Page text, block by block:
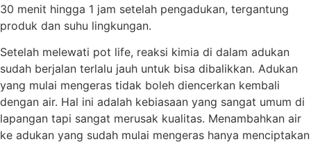
30 menit hingga 1 jam setelah pengadukan, tergantung
produk dan suhu lingkungan.
Setelah melewati pot life, reaksi kimia di dalam adukan
sudah berjalan terlalu jauh untuk bisa dibalikkan. Adukan
yang mulai mengeras tidak boleh diencerkan kembali
dengan air. Hal ini adalah kebiasaan yang sangat umum di
lapangan tapi sangat merusak kualitas. Menambahkan air
ke adukan yang sudah mulai mengeras hanya menciptakan